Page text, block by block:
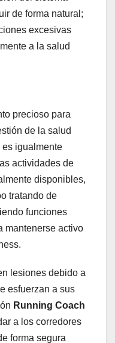
de forma natural;
excesivas
a la salud
precioso para
de la salud
es igualmente
actividades de
disponibles,
tratando de
funciones
mantenerse activo
lesiones debido a
esfuerzan a sus
Running Coach
a los corredores
forma segura